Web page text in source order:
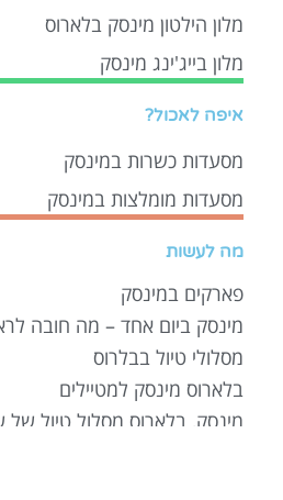
מלון הילטון מינסק בלארוס
מלון בייג'ינג מינסק
איפה לאכול?
מסעדות כשרות במינסק
מסעדות מומלצות במינסק
מה לעשות
פארקים במינסק
מינסק ביום אחד – מה חובה
מסלולי טיול בבלרוס
בלארוס מינסק למטיילים
מינסק, בלארוס מסלול טיול של